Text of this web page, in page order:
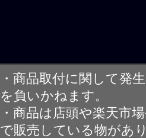
・商品取付に関して発
を負いかねます。
・商品は店頭や楽天市
で販売している物があ